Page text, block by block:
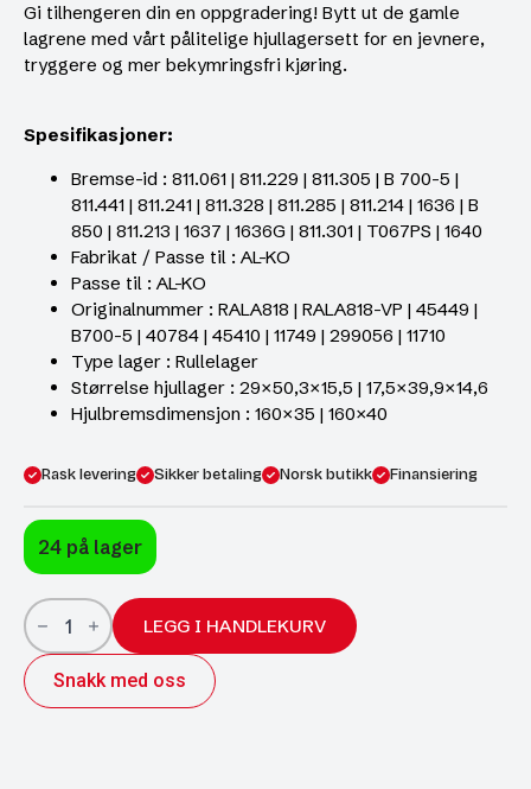
Gi tilhengeren din en oppgradering! Bytt ut de gamle
lagrene med vårt pålitelige hjullagersett for en jevnere,
tryggere og mer bekymringsfri kjøring.
Spesifikasjoner:
Bremse-id : 811.061 | 811.229 | 811.305 | B 700-5 |
811.441 | 811.241 | 811.328 | 811.285 | 811.214 | 1636 | B
850 | 811.213 | 1637 | 1636G | 811.301 | T067PS | 1640
Fabrikat / Passe til : AL-KO
Passe til : AL-KO
Originalnummer : RALA818 | RALA818-VP | 45449 |
B700-5 | 40784 | 45410 | 11749 | 299056 | 11710
Type lager : Rullelager
Størrelse hjullager : 29×50,3×15,5 | 17,5×39,9×14,6
Hjulbremsdimensjon : 160×35 | 160×40
Rask levering Sikker betaling Norsk butikk Finansiering
24 på lager
Hjullagersett
11749/710+45449/410
AL-
KO
1636/1637
*BESTSELGER
LEGG I HANDLEKURV
Snakk med oss